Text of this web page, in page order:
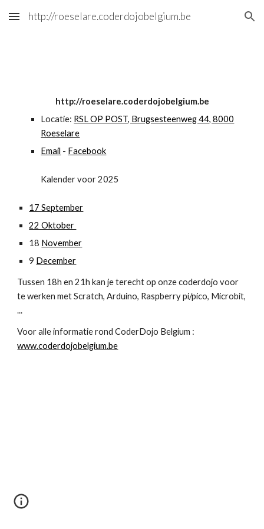
Skip to main content Skip to navigation
http://roeselare.coderdojobelgium.be
http://roeselare.coderdojobelgium.be
Locatie: RSL OP POST, Brugsesteenweg 44, 8000
Roeselare
Email - Facebook
Kalender voor 2025
17 September
22 Oktober
18 November
9 December
Tussen 18h en 21h kan je terecht op onze coderdojo voor
te werken met Scratch, Arduino, Raspberry pi/pico, Microbit,
...
Voor alle informatie rond CoderDojo Belgium :
www.coderdojobelgium.be